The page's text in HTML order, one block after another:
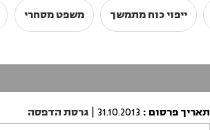
ייפוי כוח מתמשך משפט מסחרי
תאריך פרסום :
31.10.2013
| גרסת הדפסה